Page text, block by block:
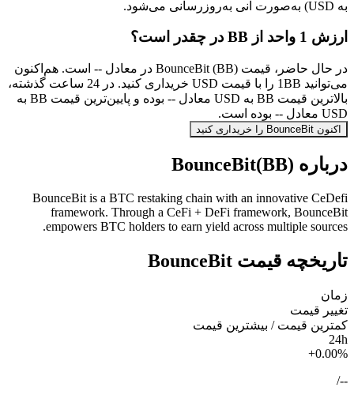
به USD) به‌صورت آنی به‌روزرسانی می‌شود.
ارزش 1 واحد از BB در چقدر است؟
در حال حاضر، قیمت BounceBit (BB) در معادل -- است. هم‌اکنون
می‌توانید 1BB را با قیمت USD خریداری کنید. در 24 ساعت گذشته،
بالاترین قیمت BB به USD معادل -- بوده و پایین‌ترین قیمت BB به
USD معادل -- بوده است.
اکنون BounceBit را خریداری کنید
درباره BounceBit(BB)
BounceBit is a BTC restaking chain with an innovative CeDefi
framework. Through a CeFi + DeFi framework, BounceBit
empowers BTC holders to earn yield across multiple sources.
تاریخچه قیمت BounceBit
زمان
تغییر قیمت
کمترین قیمت / بیشترین قیمت
24h
+0.00%
--
/